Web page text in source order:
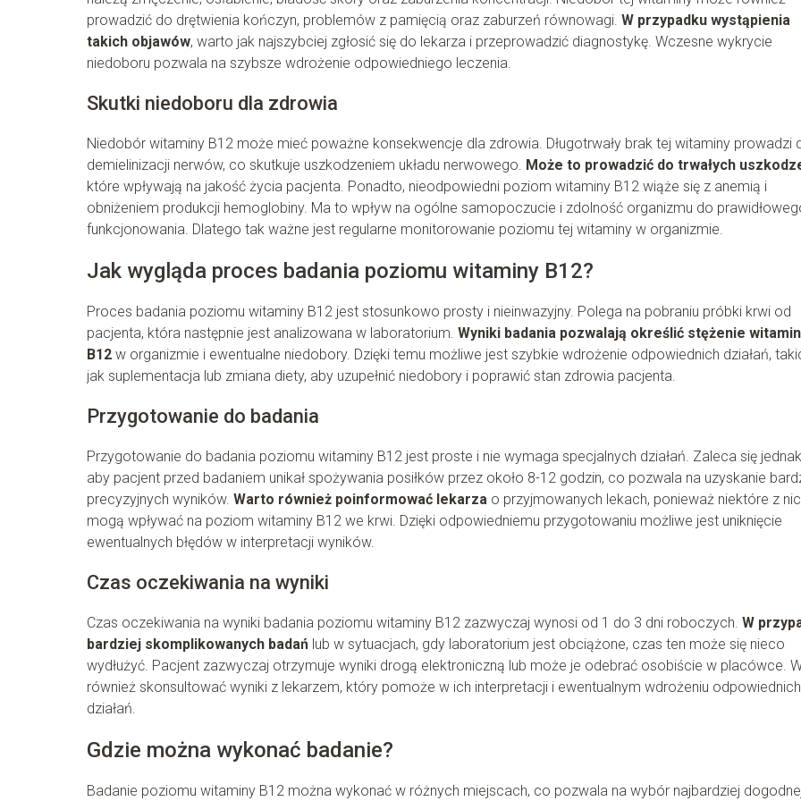
prowadzić do drętwienia kończyn, problemów z pamięcią oraz zaburzeń równowagi. W przypadku wystąpienia
takich objawów, warto jak najszybciej zgłosić się do lekarza i przeprowadzić diagnostykę. Wczesne wykrycie
niedoboru pozwala na szybsze wdrożenie odpowiedniego leczenia.
Skutki niedoboru dla zdrowia
Niedobór witaminy B12 może mieć poważne konsekwencje dla zdrowia. Długotrwały brak tej witaminy prowadzi
demielinizacji nerwów, co skutkuje uszkodzeniem układu nerwowego. Może to prowadzić do trwałych
które wpływają na jakość życia pacjenta. Ponadto, nieodpowiedni poziom witaminy B12 wiąże się z anemią i
obniżeniem produkcji hemoglobiny. Ma to wpływ na ogólne samopoczucie i zdolność organizmu do
funkcjonowania. Dlatego tak ważne jest regularne monitorowanie poziomu tej witaminy w organizmie.
Jak wygląda proces badania poziomu witaminy B12?
Proces badania poziomu witaminy B12 jest stosunkowo prosty i nieinwazyjny. Polega na pobraniu próbki krwi od
pacjenta, która następnie jest analizowana w laboratorium. Wyniki badania pozwalają określić stężenie
B12 w organizmie i ewentualne niedobory. Dzięki temu możliwe jest szybkie wdrożenie odpowiednich działań,
jak suplementacja lub zmiana diety, aby uzupełnić niedobory i poprawić stan zdrowia pacjenta.
Przygotowanie do badania
Przygotowanie do badania poziomu witaminy B12 jest proste i nie wymaga specjalnych działań. Zaleca się
aby pacjent przed badaniem unikał spożywania posiłków przez około 8-12 godzin, co pozwala na uzyskanie
precyzyjnych wyników. Warto również poinformować lekarza o przyjmowanych lekach, ponieważ niektóre z
mogą wpływać na poziom witaminy B12 we krwi. Dzięki odpowiedniemu przygotowaniu możliwe jest uniknięcie
ewentualnych błędów w interpretacji wyników.
Czas oczekiwania na wyniki
Czas oczekiwania na wyniki badania poziomu witaminy B12 zazwyczaj wynosi od 1 do 3 dni roboczych. W
bardziej skomplikowanych badań lub w sytuacjach, gdy laboratorium jest obciążone, czas ten może się nieco
wydłużyć. Pacjent zazwyczaj otrzymuje wyniki drogą elektroniczną lub może je odebrać osobiście w placówce.
również skonsultować wyniki z lekarzem, który pomoże w ich interpretacji i ewentualnym wdrożeniu odpowiednich
działań.
Gdzie można wykonać badanie?
Badanie poziomu witaminy B12 można wykonać w różnych miejscach, co pozwala na wybór najbardziej